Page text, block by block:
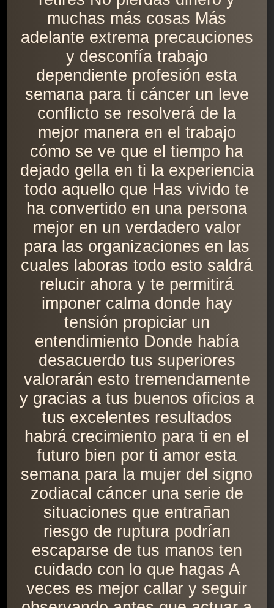
muchas más cosas Más
adelante extrema precauciones
y desconfía trabajo
dependiente profesión esta
semana para ti cáncer un leve
conflicto se resolverá de la
mejor manera en el trabajo
cómo se ve que el tiempo ha
dejado gella en ti la experiencia
todo aquello que Has vivido te
ha convertido en una persona
mejor en un verdadero valor
para las organizaciones en las
cuales laboras todo esto saldrá
relucir ahora y te permitirá
imponer calma donde hay
tensión propiciar un
entendimiento Donde había
desacuerdo tus superiores
valorarán esto tremendamente
y gracias a tus buenos oficios a
tus excelentes resultados
habrá crecimiento para ti en el
futuro bien por ti amor esta
semana para la mujer del signo
zodiacal cáncer una serie de
situaciones que entrañan
riesgo de ruptura podrían
escaparse de tus manos ten
cuidado con lo que hagas A
veces es mejor callar y seguir